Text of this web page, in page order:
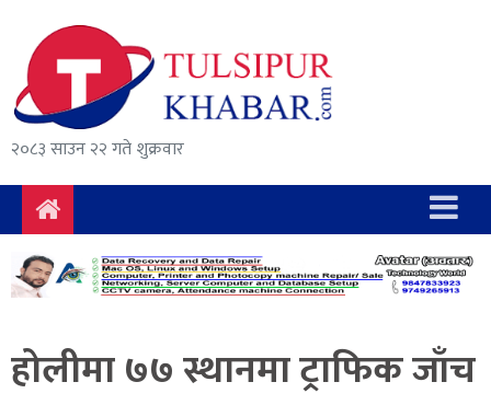
२०८३ साउन २२ गते शुक्रवार
समाचार
राजनीति
सुरक्षा/
अपराध
दुर्घटना
विचार
अर्थ
होलीमा ७७ स्थानमा ट्राफिक जाँच